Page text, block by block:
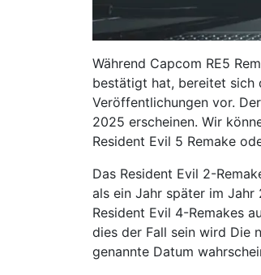
Während Capcom RE5
bestätigt hat, bereitet sich
Veröffentlichungen vor.
2025 erscheinen. Wir
Resident Evil 5 Remake
Das Resident Evil 2-
als ein Jahr später im Jahr
Resident Evil 4-Remakes
dies der Fall sein wird Die
genannte Datum